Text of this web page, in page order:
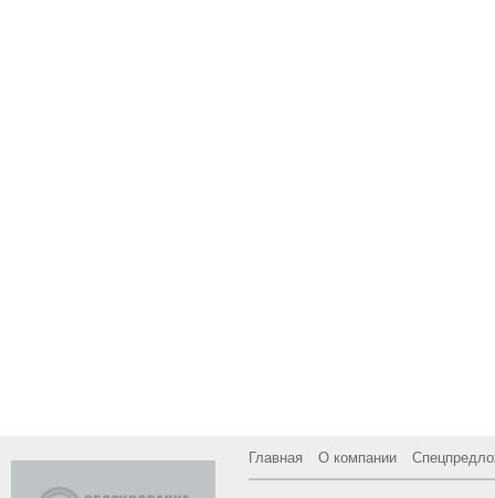
Главная О компании